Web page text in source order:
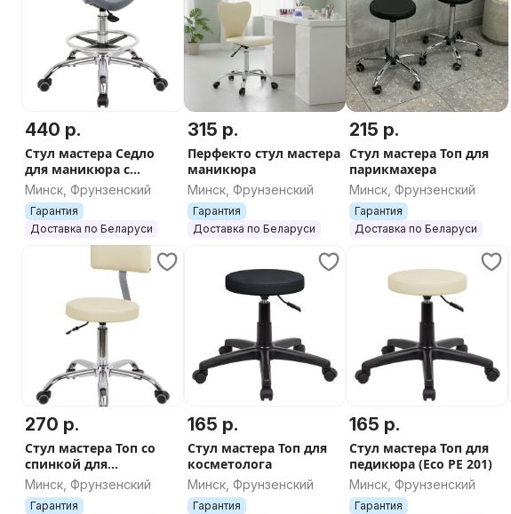
440 р.
Стул мастера Седло
для маникюра с
кругом под ноги
Минск, Фрунзенский
Гарантия
Доставка по Беларуси
315 р.
Перфекто стул мастера
маникюра
Минск, Фрунзенский
Гарантия
Доставка по Беларуси
215 р.
Стул мастера Топ для
парикмахера
Минск, Фрунзенский
Гарантия
Доставка по Беларуси
270 р.
Стул мастера Топ со
спинкой для
косметолога (хром, Eco
PE 201)
Минск, Фрунзенский
Гарантия
165 р.
Стул мастера Топ для
косметолога
Минск, Фрунзенский
Гарантия
165 р.
Стул мастера Топ для
педикюра (Eco PE 201)
Минск, Фрунзенский
Гарантия